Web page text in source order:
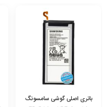
باتری اصلی گوشی سامسونگ